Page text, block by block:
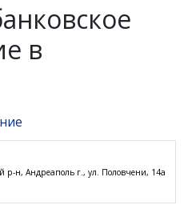
в
р-н, Андреаполь г., ул. Половчени, 14а